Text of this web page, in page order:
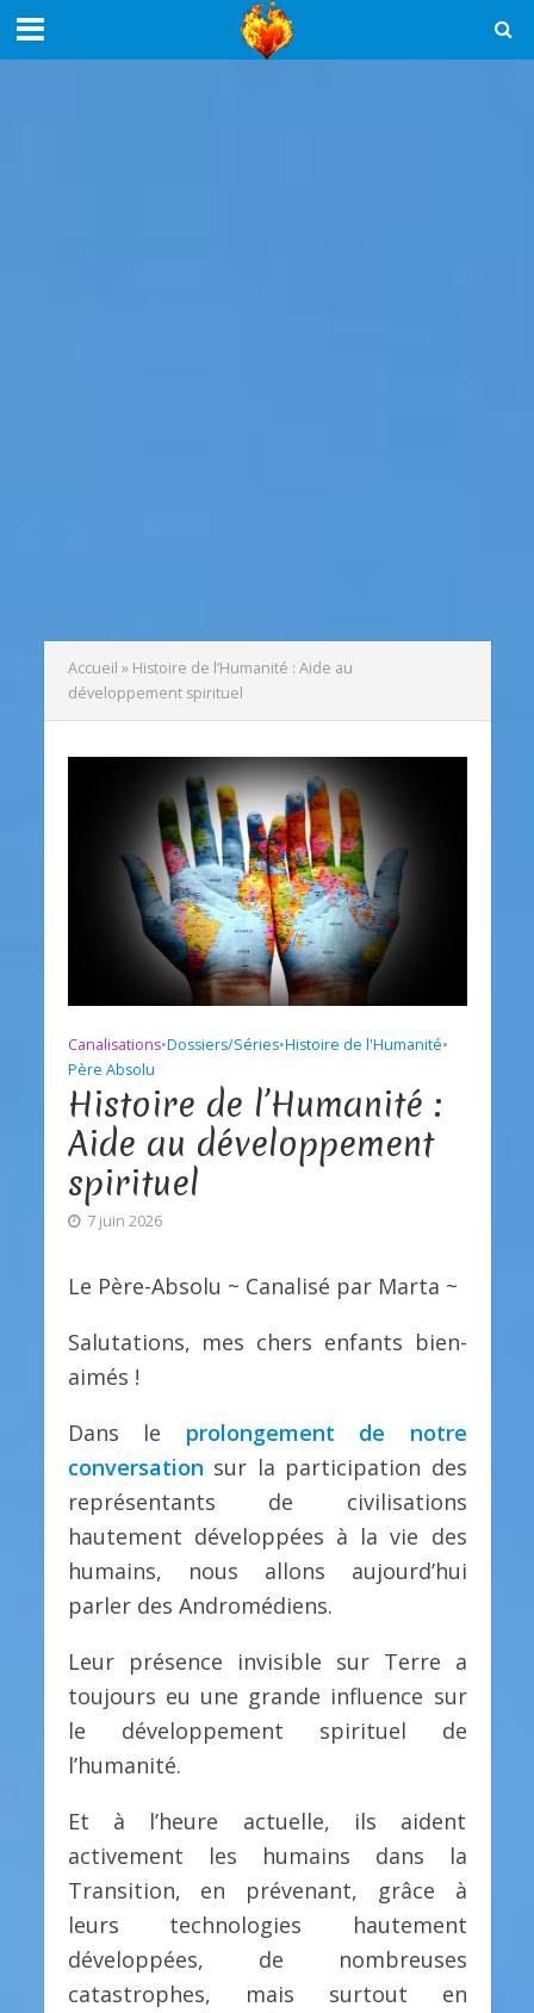
Accueil » Histoire de l’Humanité : Aide au
développement spirituel
Canalisations•Dossiers/Séries•Histoire de l'Humanité•
Père Absolu
Histoire de l’Humanité :
Aide au développement
spirituel
7 juin 2026
Le Père-Absolu ~ Canalisé par Marta ~
Salutations, mes chers enfants bien-
aimés !
Dans le prolongement de notre
conversation sur la participation des
représentants de civilisations
hautement développées à la vie des
humains, nous allons aujourd’hui
parler des Andromédiens.
Leur présence invisible sur Terre a
toujours eu une grande influence sur
le développement spirituel de
l’humanité.
Et à l’heure actuelle, ils aident
activement les humains dans la
Transition, en prévenant, grâce à
leurs technologies hautement
développées, de nombreuses
catastrophes, mais surtout en